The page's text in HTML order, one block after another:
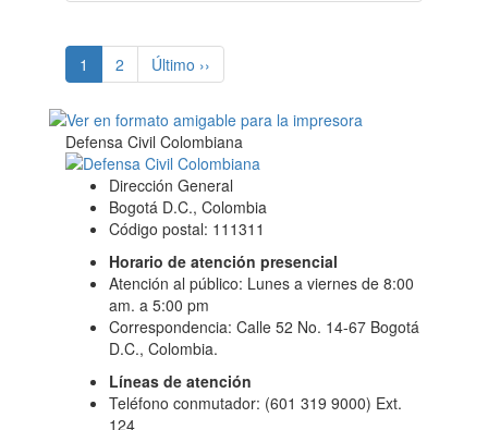
1 (current)
2 Último ››
Defensa Civil Colombiana
Dirección General
Bogotá D.C., Colombia
Código postal: 111311
Horario de atención presencial
Atención al público: Lunes a viernes de 8:00
am. a 5:00 pm
Correspondencia: Calle 52 No. 14-67 Bogotá
D.C., Colombia.
Líneas de atención
Teléfono conmutador: (601 319 9000) Ext.
124